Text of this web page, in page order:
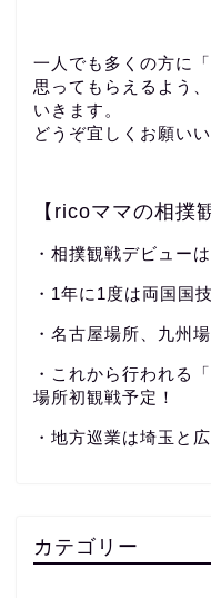
一人でも多くの方に
思ってもらえるよう
いきます。
どうぞ宜しくお願い
【ricoママの相撲
・相撲観戦デビュー
・1年に1度は両国国
・名古屋場所、九州
・これから行われる
場所初観戦予定！
・地方巡業は埼玉と
カテゴリー